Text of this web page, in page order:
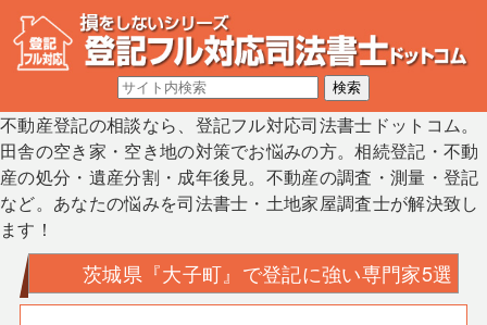
不動産登記の相談なら、登記フル対応司法書士ドットコム。
田舎の空き家・空き地の対策でお悩みの方。相続登記・不動
産の処分・遺産分割・成年後見。不動産の調査・測量・登記
など。あなたの悩みを司法書士・土地家屋調査士が解決致し
ます！
茨城県『大子町』で登記に強い専門家5選